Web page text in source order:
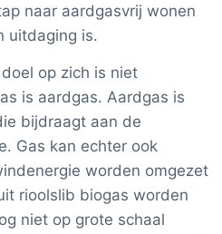
naar aardgasvrij wonen
uitdaging is.
op zich is niet
is aardgas. Aardgas is
bijdraagt aan de
Gas kan echter ook
worden omgezet
rioolslib biogas worden
niet op grote schaal